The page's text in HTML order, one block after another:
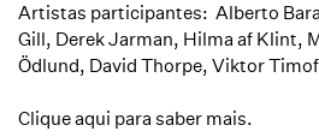
Artistas participantes: Alberto
Gill, Derek Jarman, Hilma af Klint,
Ödlund, David Thorpe, Viktor
Clique aqui para saber mais.